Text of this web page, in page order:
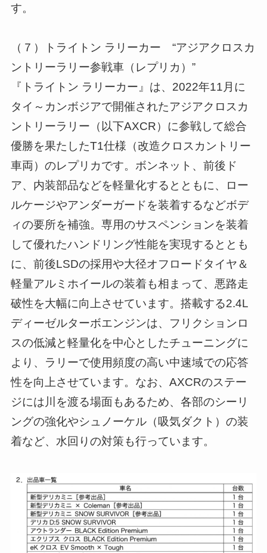
す。
（７）トライトン ラリーカー “アジアクロスカ
ントリーラリー参戦車（レプリカ）”
『トライトン ラリーカー』は、2022年11月に
タイ～カンボジアで開催されたアジアクロスカ
ントリーラリー（以下AXCR）に参戦して総合
優勝を果たしたT1仕様（改造クロスカントリー
車両）のレプリカです。ボンネット、前後ド
ア、内装部品などを軽量化するとともに、ロー
ルケージやアンダーガードを装着するなどボデ
ィの要所を補強。専用のサスペンションを装着
して優れたハンドリング性能を実現するととも
に、前後LSDの採用や大径オフロードタイヤ＆
軽量アルミホイールの装着も相まって、悪路走
破性を大幅に向上させています。搭載する2.4L
ディーゼルターボエンジンは、フリクションロ
スの低減と軽量化を中心としたチューニングに
より、ラリーで使用頻度の高い中速域での応答
性を向上させています。なお、AXCRのステー
ジには川を渡る場面もあるため、各部のシーリ
ングの強化やシュノーケル（吸気ダクト）の装
着など、水回りの対策も行っています。